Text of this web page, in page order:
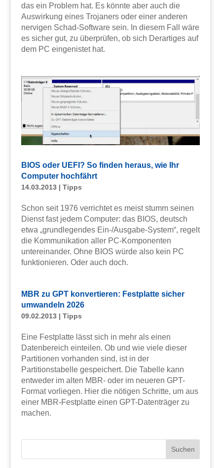
das ein Problem hat. Es könnte aber auch die
Auswirkung eines Trojaners oder einer anderen
nervigen Schad-Software sein. In diesem Fall wäre
es sicher gut, zu überprüfen, ob sich Derartiges auf
dem PC eingenistet hat.
BIOS oder UEFI? So finden heraus, wie Ihr
Computer hochfährt
14.03.2013| Tipps
Schon seit 1976 verrichtet es meist stumm seinen
Dienst fast jedem Computer: das BIOS, deutsch
etwa „grundlegendes Ein-/Ausgabe-System“, regelt
die Kommunikation aller PC-Komponenten
untereinander. Ohne BIOS würde also kein PC
funktionieren. Oder auch doch.
MBR zu GPT konvertieren: Festplatte sicher
umwandeln 2026
09.02.2013| Tipps
Eine Festplatte lässt sich in mehr als einen
Datenbereich einteilen. Ob und wie viele dieser
Partitionen vorhanden sind, ist in der
Partitionstabelle gespeichert. Die Tabelle kann
entweder im alten MBR- oder im neueren GPT-
Format vorliegen. Hier die nötigen Schritte, um aus
einer MBR-Festplatte einen GPT-Datenträger zu
machen.